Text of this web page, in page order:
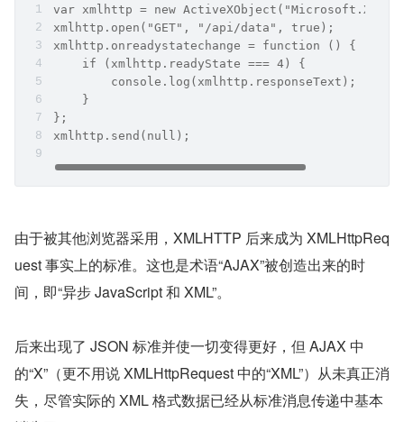
var xmlhttp = new
xmlhttp.open("GET", "/api/data", true);
xmlhttp.onreadystatechange = function () {
    if (xmlhttp.readyState === 4) {
        console.log(xmlhttp.responseText);
    }
};
xmlhttp.send(null);
由于被其他浏览器采用，XMLHTTP 后来成为 XMLHttpReq
uest 事实上的标准。这也是术语“AJAX”被创造出来的时
间，即“异步 JavaScript 和 XML”。
后来出现了 JSON 标准并使一切变得更好，但 AJAX 中
的“X”（更不用说 XMLHttpRequest 中的“XML”）从未真正消
失，尽管实际的 XML 格式数据已经从标准消息传递中基本